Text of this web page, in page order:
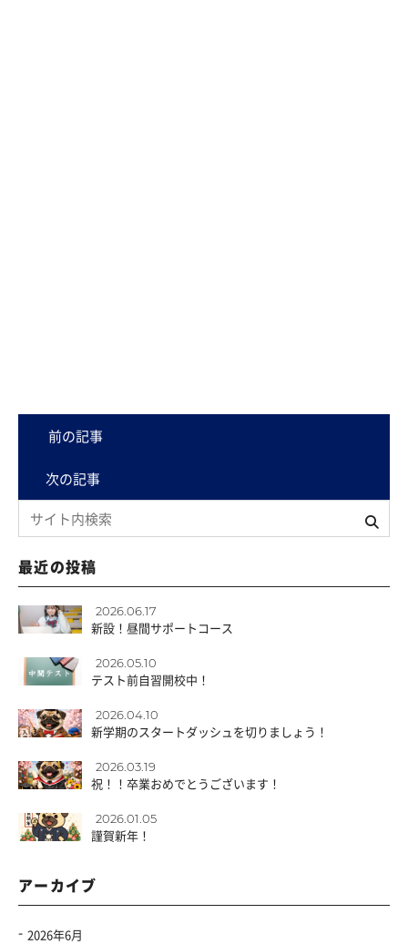
前の記事
次の記事
最近の投稿
2026.06.17
新設！昼間サポートコース
2026.05.10
テスト前自習開校中！
2026.04.10
新学期のスタートダッシュを切りましょう！
2026.03.19
祝！！卒業おめでとうございます！
2026.01.05
謹賀新年！
アーカイブ
2026年6月